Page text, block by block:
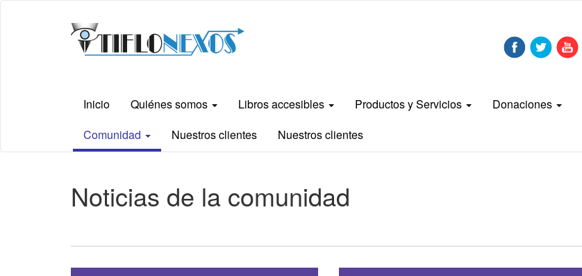
Inicio Quiénes somos Libros accesibles Productos y Servicios Donaciones
Comunidad
Nuestros clientes Nuestros clientes
principal
Noticias de la comunidad